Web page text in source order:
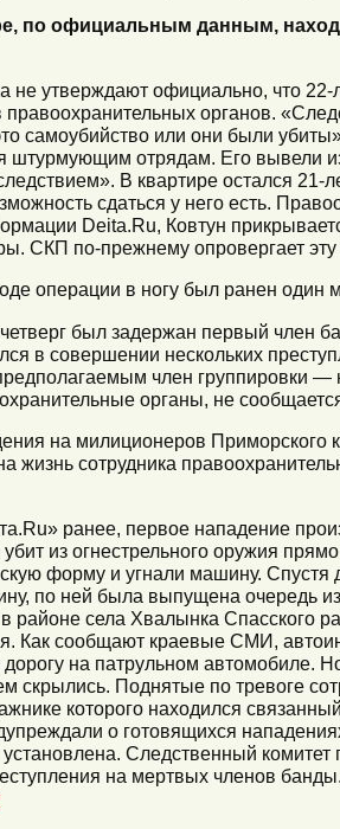
по официальным данным,
не утверждают официально, что
правоохранительных органов.
самоубийство или они были
штурмующим отрядам. Его вывели
В квартире остался
сдаться у него есть.
Deita.Ru, Ковтун
СКП по-прежнему опровергает
операции в ногу был ранен один
был задержан первый член
в совершении нескольких
член группировки —
органы, не
на милиционеров Приморского
жизнь сотрудника
ранее, первое нападение
из огнестрельного оружия
форму и угнали машину.
по ней была выпущена очередь
районе села Хвалынка
Как сообщают краевые СМИ,
на патрульном автомобиле.
скрылись. Поднятые по тревоге
которого находился
о готовящихся
установлена. Следственный
на мертвых членов